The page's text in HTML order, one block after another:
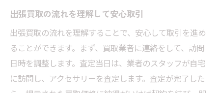
高く売るための出張買取交渉テクニック
出張買取でアクセサリーを高価買取に繋げ
る
埼玉県での出張買取に役立つ実践的アドバ
イス
出張買取の流れを理解して安心取引
出張買取の流れを理解することで、安心して取引を進め
ることができます。まず、買取業者に連絡をして、訪問
日時を調整します。査定当日は、業者のスタッフが自宅
に訪問し、アクセサリーを査定します。査定が完了した